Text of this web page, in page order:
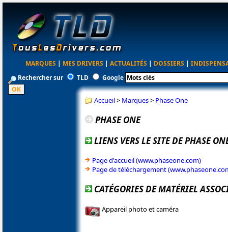
MARQUES | MES DRIVERS | ACTUALITÉS | DOSSIERS |
Rechercher sur
TLD Google
Accueil> Marques> Phase One
PHASE ONE
LIENS VERS LE SITE DE PHASE
Page d'accueil (www.phaseone.com)
Page de téléchargement
CATÉGORIES DE MATÉRIEL
Appareil photo et caméra